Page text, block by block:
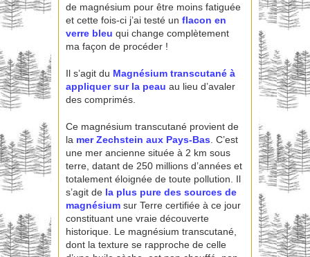
de magnésium pour être moins fatiguée
et cette fois-ci j’ai testé un flacon en
verre bleu qui change complètement
ma façon de procéder !
Il s’agit du Magnésium transcutané à
appliquer sur la peau au lieu d’avaler
des comprimés.
Ce magnésium transcutané provient de
la mer Zechstein aux Pays-Bas . C’est
une mer ancienne située à 2 km sous
terre, datant de 250 millions d’années et
totalement éloignée de toute pollution. Il
s’agit de la plus pure des sources de
magnésium sur Terre certifiée à ce jour
constituant une vraie découverte
historique. Le magnésium transcutané,
dont la texture se rapproche de celle